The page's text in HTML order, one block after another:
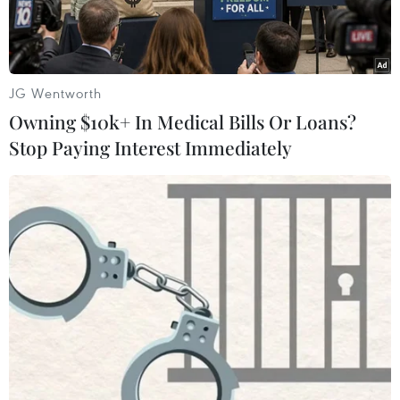
Hiện trường vụ tại nạn. (Ảnh: TTXVN phát)
Ngày 27/11, thông tin từ Đội Cảnh sát giao thông
1.48 (Phòng Cảnh sát giao thông, Công an tỉnh
Nghệ An) cho biết, trên địa bàn xã Quỳnh Vinh,
JG Wentworth
Owning $10k+ In Medical Bills Or Loans?
Stop Paying Interest Immediately